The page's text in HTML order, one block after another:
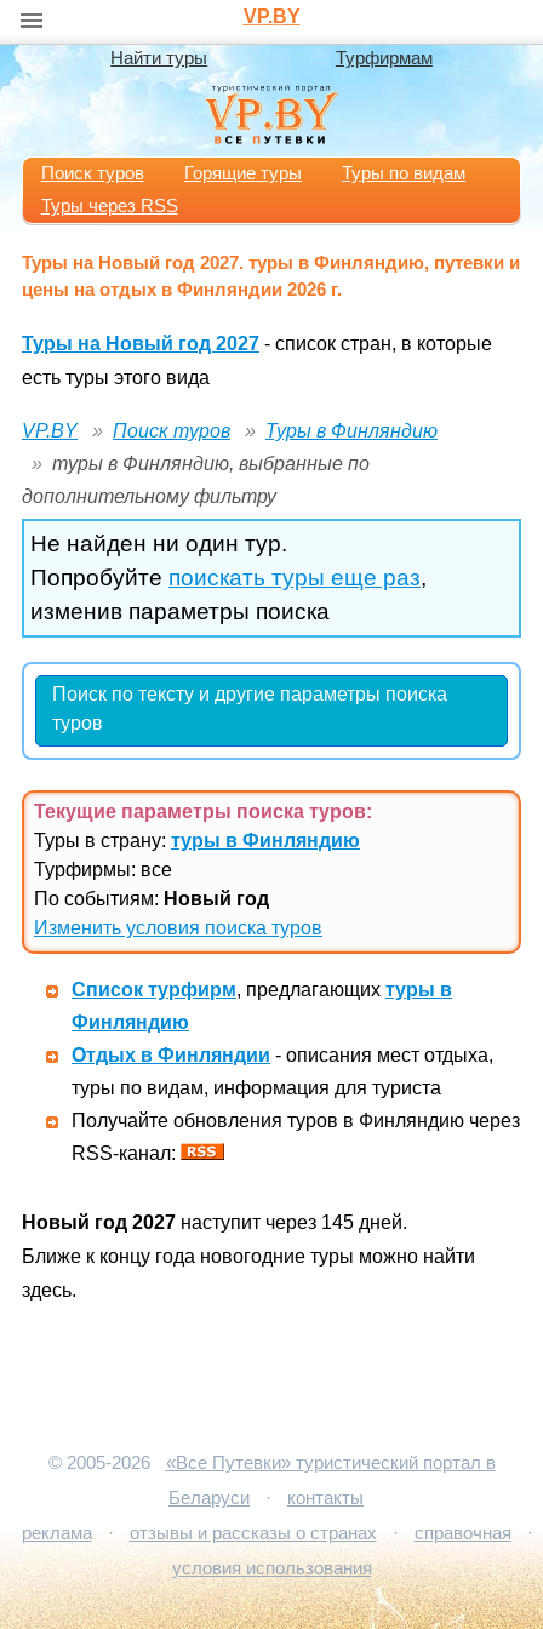
VP.BY
Найти туры Турфирмам
Поиск туров Горящие туры
Туры по видам
Туры через RSS
Туры на Новый год 2027. туры в Финляндию, путевки и
цены на отдых в Финляндии 2026 г.
Туры на Новый год 2027 - список стран, в которые
есть туры этого вида
VP.BY Поиск туров
Туры в Финляндию
туры в Финляндию, выбранные по
дополнительному фильтру
Не найден ни один тур.
Попробуйте поискать туры еще раз,
изменив параметры поиска
Поиск по тексту и другие параметры поиска
туров
Текущие параметры поиска туров:
Туры в страну: туры в Финляндию
Турфирмы: все
По событиям: Новый год
Изменить условия поиска туров
Список турфирм, предлагающих туры в
Финляндию
Отдых в Финляндии - описания мест отдыха,
туры по видам, информация для туриста
Получайте обновления туров в Финляндию через
RSS-канал:
Новый год 2027 наступит через 145 дней.
Ближе к концу года новогодние туры можно найти
здесь.
© 2005-2026
«Все Путевки» туристический портал в
Беларуси
·
контакты
реклама
· отзывы и рассказы о странах · справочная
·
условия использования